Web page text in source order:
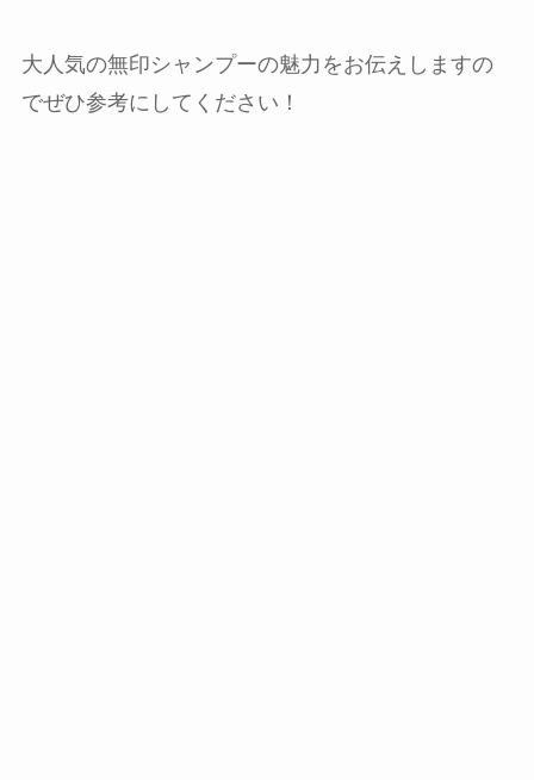
大人気の無印シャンプーの魅力をお伝えしますの
でぜひ参考にしてください！